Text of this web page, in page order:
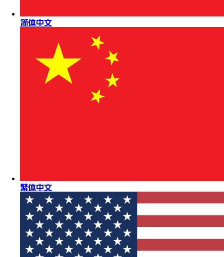
简体中文
繁体中文